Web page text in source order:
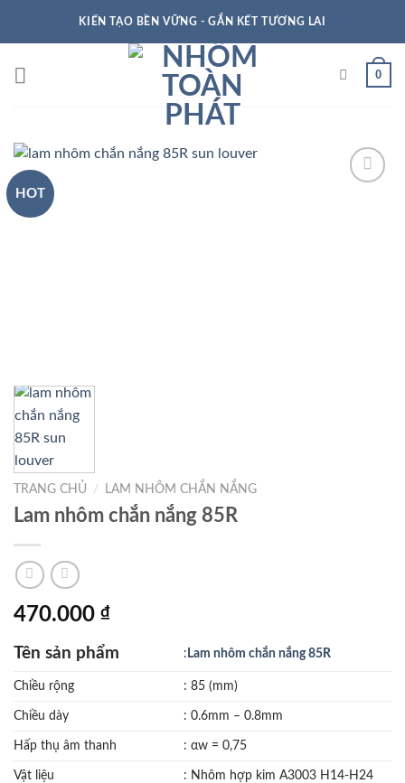
KIẾN TẠO BỀN VỮNG - GẮN KẾT TƯƠNG LAI
0
HOT
TRANG CHỦ / LAM NHÔM CHẮN NẮNG
Lam nhôm chắn nắng 85R
470.000 ₫
Tên sản phẩm : Lam nhôm chắn nắng 85R
Chiều rộng : 85 (mm)
Chiều dày : 0.6mm – 0.8mm
Hấp thụ âm thanh : αw = 0,75
Vật liệu : Nhôm hợp kim A3003 H14-H24